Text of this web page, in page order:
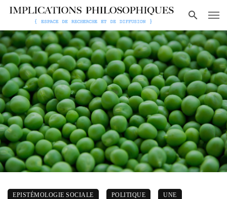
EPISTÉMOLOGIE SOCIALE POLITIQUE UNE